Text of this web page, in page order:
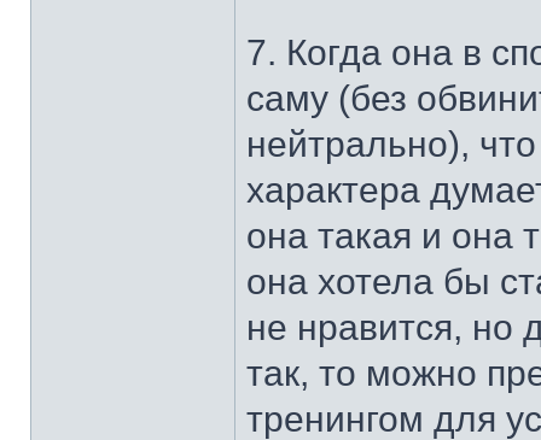
7. Когда она в
саму (без
нейтрально),
характера
она такая и она
она хотела бы
не нравится, но
так, то можно
тренингом для